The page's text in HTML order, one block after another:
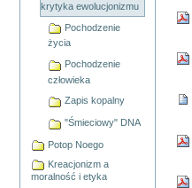
krytyka ewolucjonizmu
Pochodzenie
życia
Pochodzenie
człowieka
Zapis kopalny
"Śmieciowy" DNA
Potop Noego
Kreacjonizm a
moralność i etyka